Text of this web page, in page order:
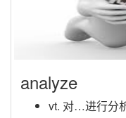
analyze
vt. 对…进行分